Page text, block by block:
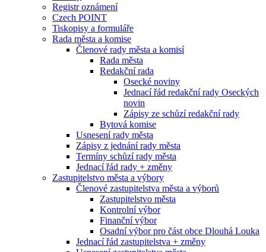
Registr oznámení
Czech POINT
Tiskopisy a formuláře
Rada města a komise
Členové rady města a komisí
Rada města
Redakční rada
Osecké noviny
Jednací řád redakční rady Oseckých
novin
Zápisy ze schůzí redakční rady
Bytová komise
Usnesení rady města
Zápisy z jednání rady města
Termíny schůzí rady města
Jednací řád rady + změny
Zastupitelstvo města a výbory
Členové zastupitelstva města a výborů
Zastupitelstvo města
Kontrolní výbor
Finanční výbor
Osadní výbor pro část obce Dlouhá Louka
Jednací řád zastupitelstva + změny